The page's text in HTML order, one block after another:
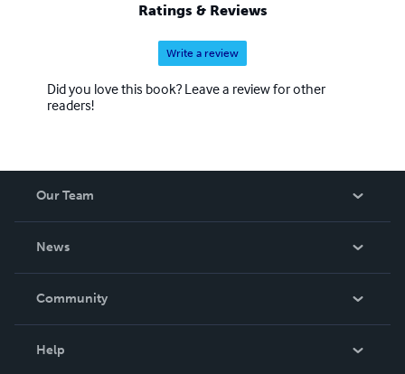
Ratings & Reviews
Write a review
Did you love this book? Leave a review for other
readers!
Our Team
News
In The News
Community
Help